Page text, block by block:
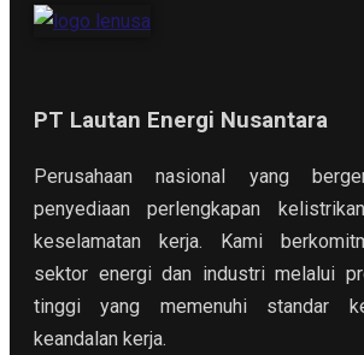
PT Lautan Energi Nusantara
Perusahaan nasional yang
penyediaan perlengkapan
keselamatan kerja. Kami
sektor energi dan industri melalui
tinggi yang memenuhi standar
keandalan kerja.